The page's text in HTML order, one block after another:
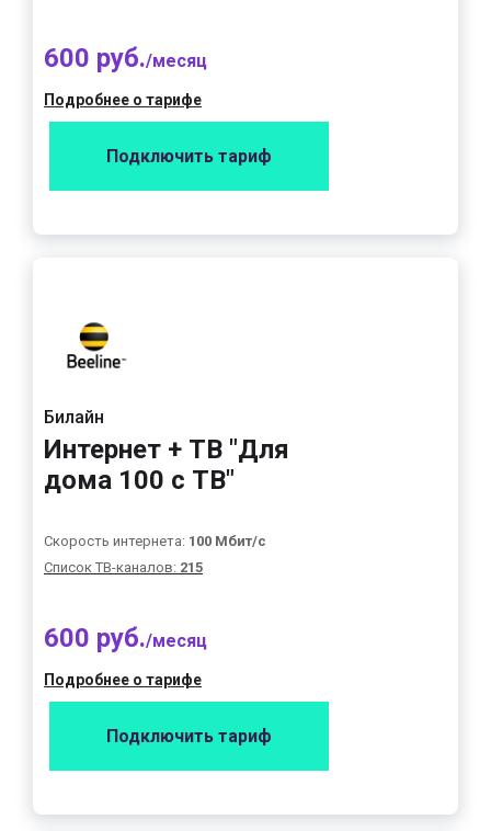
600 руб./месяц
Подробнее о тарифе
Подключить тариф
Билайн
Интернет + ТВ "Для
дома 100 с ТВ"
Скорость интернета: 100 Мбит/с
Список ТВ-каналов: 215
600 руб./месяц
Подробнее о тарифе
Подключить тариф